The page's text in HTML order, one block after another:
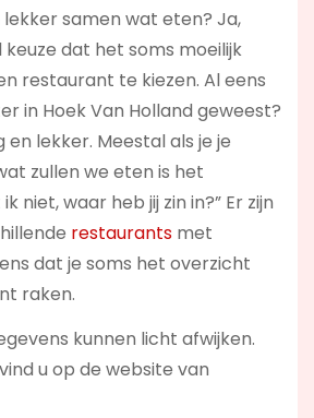
lekker samen wat eten? Ja,
dat het soms moeilijk
restaurant te kiezen. Al eens
in Hoek Van Holland geweest?
en lekker. Meestal als je je
zullen we eten is het
niet, waar heb jij zin in?” Er zijn
restaurantsmet
dat je soms het overzicht
raken.
kunnen licht afwijken.
u op de website van